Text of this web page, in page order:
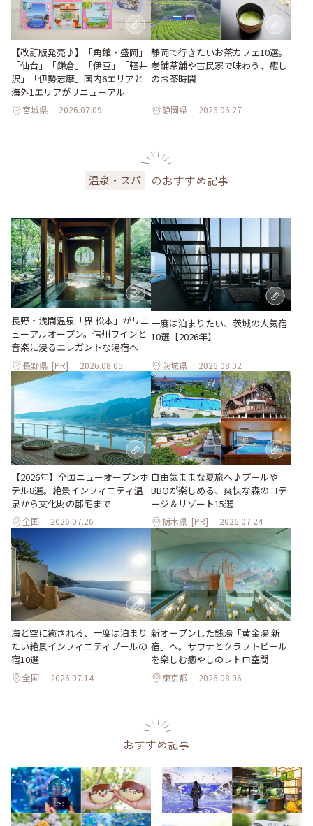
【改訂版発売♪】「角館・盛岡」
「仙台」「鎌倉」「伊豆」「軽井
沢」「伊勢志摩」国内6エリアと
海外1エリアがリニューアル
宮城県 2026.07.09
静岡で行きたいお茶カフェ10選。
老舗茶舗や古民家で味わう、癒し
のお茶時間
静岡県 2026.06.27
温泉・スパ のおすすめ記事
長野・浅間温泉「界 松本」がリニ
ューアルオープン。信州ワインと
音楽に浸るエレガントな湯宿へ
長野県 [PR] 2026.08.05
一度は泊まりたい、茨城の人気宿
10選【2026年】
茨城県 2026.08.02
【2026年】全国ニューオープンホ
テル8選。絶景インフィニティ温
泉から文化財の邸宅まで
全国 2026.07.26
自由気ままな夏旅へ♪プールや
BBQが楽しめる、爽快な森のコテ
ージ＆リゾート15選
栃木県 [PR] 2026.07.24
海と空に癒される、一度は泊まり
たい絶景インフィニティプールの
宿10選
全国 2026.07.14
新オープンした銭湯「黄金湯 新
宿」へ。サウナとクラフトビール
を楽しむ癒やしのレトロ空間
東京都 2026.08.06
おすすめ記事